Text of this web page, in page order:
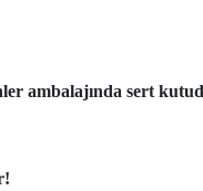
ambalajında sert